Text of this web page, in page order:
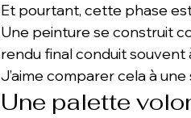
Et pourtant, cette phase
Une peinture se construit
rendu final conduit souvent
J’aime comparer cela à
Une palette